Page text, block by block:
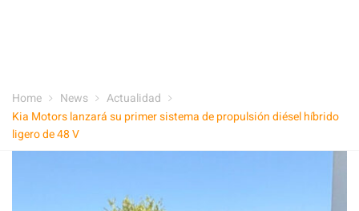
Home News
Actualidad
Kia Motors lanzará su primer sistema de propulsión diésel híbrido
ligero de 48 V